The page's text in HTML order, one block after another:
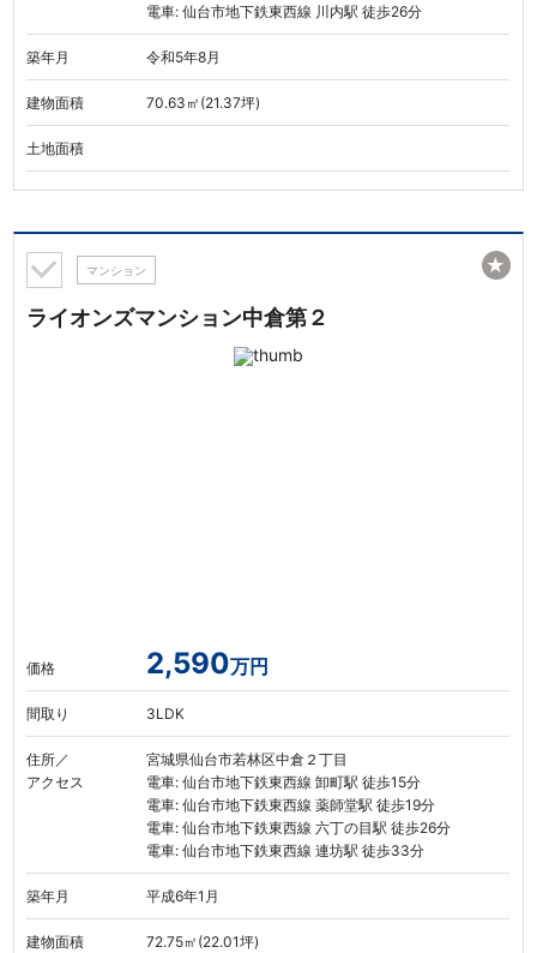
電車: 仙台市地下鉄東西線 川内駅 徒歩26分
築年月 令和5年8月
建物面積 70.63㎡(21.37坪)
土地面積
マンション
ライオンズマンション中倉第２
価格 2,590万円
間取り 3LDK
住所／
アクセス
宮城県仙台市若林区中倉２丁目
電車: 仙台市地下鉄東西線 卸町駅 徒歩15分
電車: 仙台市地下鉄東西線 薬師堂駅 徒歩19分
電車: 仙台市地下鉄東西線 六丁の目駅 徒歩26分
電車: 仙台市地下鉄東西線 連坊駅 徒歩33分
築年月 平成6年1月
建物面積 72.75㎡(22.01坪)
★